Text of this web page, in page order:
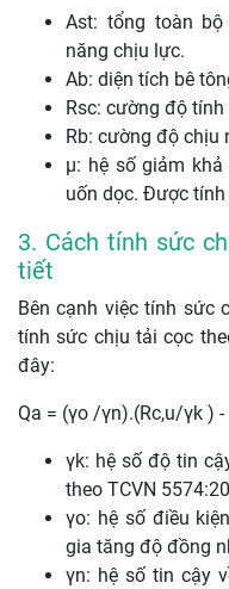
Ast: tổng toàn
năng chịu lực.
Ab: diện tích bê
Rsc: cường độ
Rb: cường độ chịu
µ: hệ số giảm
uốn dọc. Được
3. Cách tính sức
tiết
Bên cạnh việc tính sức
tính sức chịu tải cọc
đây:
Qa = (γo /γn).(Rc,u/γk ) -
γk: hệ số độ tin
theo TCVN
γo: hệ số điều
gia tăng độ đồng
γn: hệ số tin cậy